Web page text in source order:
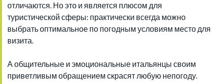
отличаются. Но это и является плюсом для
туристической сферы: практически всегда можно
выбрать оптимальное по погодным условиям место для
визита.
А общительные и эмоциональные итальянцы своим
приветливым обращением скрасят любую непогоду.